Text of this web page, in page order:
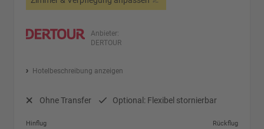
Anbieter:
DERTOUR
Hotelbeschreibung anzeigen
Ohne Transfer Optional: Flexibel stornierbar
Hinflug
Rückflug